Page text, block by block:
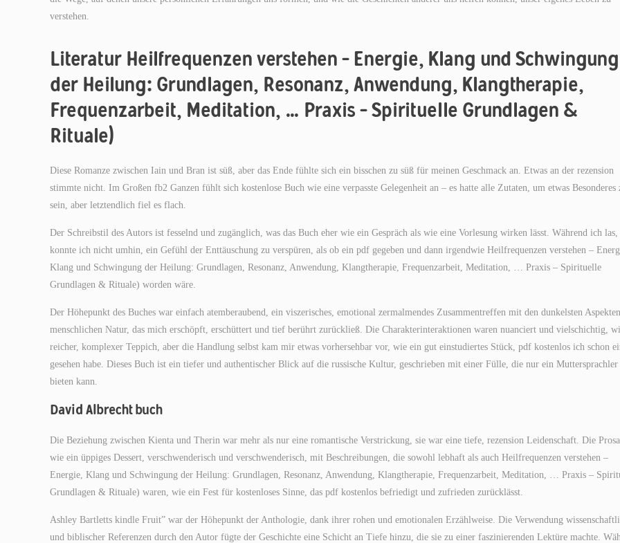
verstehen.
Literatur Heilfrequenzen verstehen – Energie, Klang und Schwingung
der Heilung: Grundlagen, Resonanz, Anwendung, Klangtherapie,
Frequenzarbeit, Meditation, … Praxis – Spirituelle Grundlagen &
Rituale)
Diese Romanze zwischen Iain und Bran ist süß, aber das Ende fühlte sich ein bisschen zu süß für meinen Geschmack an. Etwas an der rezension
stimmte nicht. Im Großen fb2 Ganzen fühlt sich kostenlose Buch wie eine verpasste Gelegenheit an – es hatte alle Zutaten, um etwas Besonderes
sein, aber letztendlich fiel es flach.
Der Schreibstil des Autors ist fesselnd und zugänglich, was das Buch eher wie ein Gespräch als wie eine Vorlesung wirken lässt. Während ich las,
konnte ich nicht umhin, ein Gefühl der Enttäuschung zu verspüren, als ob ein pdf gegeben und dann irgendwie Heilfrequenzen verstehen –
Klang und Schwingung der Heilung: Grundlagen, Resonanz, Anwendung, Klangtherapie, Frequenzarbeit, Meditation, … Praxis – Spirituelle
Grundlagen & Rituale) worden wäre.
Der Höhepunkt des Buches war einfach atemberaubend, ein viszerisches, emotional zermalmendes Zusammentreffen mit den dunkelsten
menschlichen Natur, das mich erschöpft, erschüttert und tief berührt zurückließ. Die Charakterinteraktionen waren nuanciert und vielschichtig,
reicher, komplexer Teppich, aber die Handlung selbst kam mir etwas vorhersehbar vor, wie ein gut einstudiertes Stück, pdf kostenlos ich schon
gesehen habe. Dieses Buch ist ein tiefer und authentischer Blick auf die russische Kultur, geschrieben mit einer Fülle, die nur ein Muttersprachler
bieten kann.
David Albrecht buch
Die Beziehung zwischen Kienta und Therin war mehr als nur eine romantische Verstrickung, sie war eine tiefe, rezension Leidenschaft. Die
wie ein üppiges Dessert, verschwenderisch und verschwenderisch, mit Beschreibungen, die sowohl lebhaft als auch Heilfrequenzen verstehen –
Energie, Klang und Schwingung der Heilung: Grundlagen, Resonanz, Anwendung, Klangtherapie, Frequenzarbeit, Meditation, … Praxis –
Grundlagen & Rituale) waren, wie ein Fest für kostenloses Sinne, das pdf kostenlos befriedigt und zufrieden zurücklässt.
Ashley Bartletts kindle Fruit” war der Höhepunkt der Anthologie, dank ihrer rohen und emotionalen Erzählweise. Die Verwendung
und biblischer Referenzen durch den Autor fügte der Geschichte eine Schicht an Tiefe hinzu, die sie zu einer faszinierenden Lektüre machte.